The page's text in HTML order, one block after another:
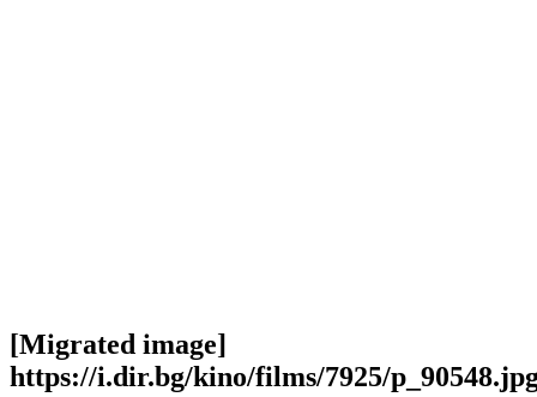
[Migrated image]
https://i.dir.bg/kino/films/7925/